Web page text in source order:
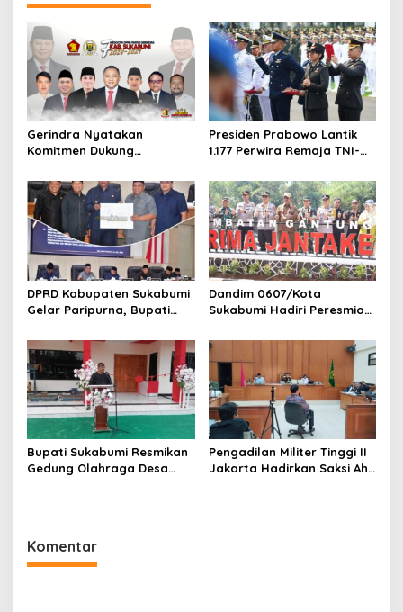
s
i
p
o
s
Gerindra Nyatakan
Komitmen Dukung
Sukabumi Utara, Siap
Perjuangkan Hingga
Tingkat Pusat
Presiden Prabowo Lantik
1.177 Perwira Remaja TNI-
Kapolres Jakpus Pastikan
Pengamanan Berjalan
Aman
DPRD Kabupaten Sukabumi
Gelar Paripurna, Bupati
Rencana Transformasi
Perumda Tirta Jaya
Menjadi Perseroda
Dandim 0607/Kota
Sukabumi Hadiri Peresmian
JANTAKE, Dorong
Konektivitas dan Wisata
Desa
Bupati Sukabumi Resmikan
Gedung Olahraga Desa
Pengadilan Militer Tinggi II
Jakarta Hadirkan Saksi Ahli
Komentar